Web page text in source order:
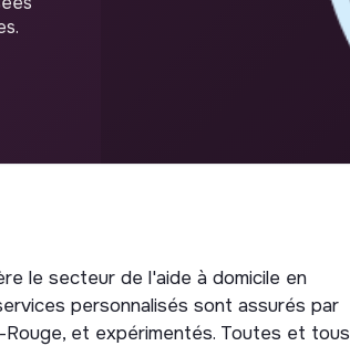
le secteur de l'aide à domicile en
personnalisés sont assurés par
et expérimentés. Toutes et tous